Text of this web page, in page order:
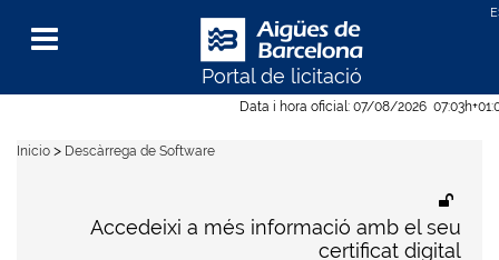
Data i hora oficial: 07/08/2026 07:03h
Portal de licitació
Menu
Accedeixi a més informació amb el seu
certificat digital
Inicio > Descàrrega de Software